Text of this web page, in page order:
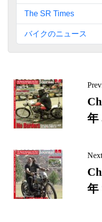
The SR Times
バイクのニュース
ー
ジ
リ
ク
年
Next
年